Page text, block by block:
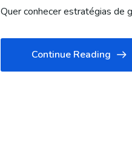
Quer conhecer estratégias de
Continue Reading